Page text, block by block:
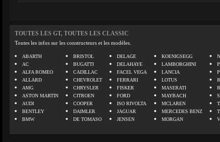
TOUTES LES GT, TOUTES LES CLASSIC
Toutes les infos sur les constructeurs et les modèles.
ABARTH
AC
ALFA ROMEO
ALLARD
AMG
ASTON MARTIN
AUDI
BENTLEY
BMW
BRISTOL
BUGATTI
CADILLAC
CHEVROLET
CHRYSLER
CITROEN
COOPER
DAIMLER
DE TOMASO
DELAGE
DELAHAYE
FACEL VEGA
FERRARI
FISKER
FORD
ISO RIVOLTA
JAGUAR
JENSEN
KOENIGSEGG
LAMBORGHINI
LANCIA
LOTUS
MASERATI
MAYBACH
MCLAREN
MERCEDES BENZ
MORGAN